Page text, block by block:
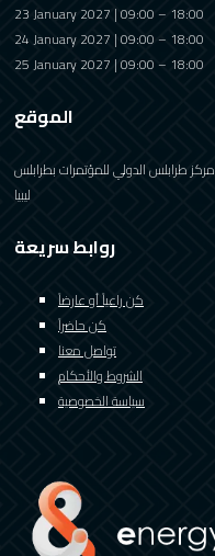
23 January 2027 | 09:00 – 18:00
24 January 2027 | 09:00 – 18:00
25 January 2027 | 09:00 – 18:00
الموقع
مركز طرابلس الدولي للمؤتمرات بطرابلس
ليبيا
روابط سريعة
كن راعياً أو عارضاً
كن حاضراً
تواصل معنا
الشروط والأحكام
سياسة الخصوصية